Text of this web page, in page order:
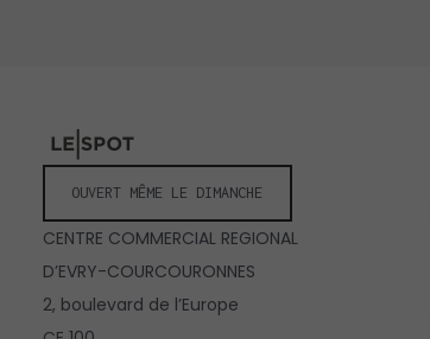
OUVERT MÊME LE DIMANCHE
CENTRE COMMERCIAL REGIONAL
D’EVRY-COURCOURONNES
2, boulevard de l’Europe